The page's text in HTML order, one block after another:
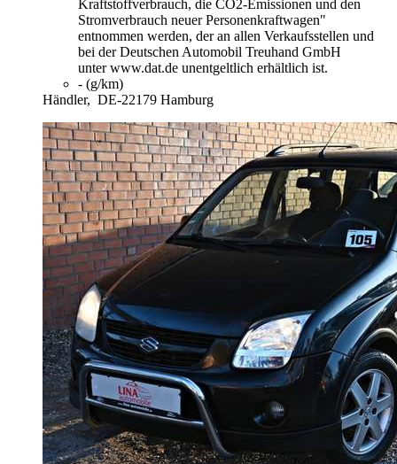
Kraftstoffverbrauch, die CO2-Emissionen und den
Stromverbrauch neuer Personenkraftwagen"
entnommen werden, der an allen Verkaufsstellen und
bei der Deutschen Automobil Treuhand GmbH
unter www.dat.de unentgeltlich erhältlich ist.
- (g/km)
Händler, DE-22179 Hamburg